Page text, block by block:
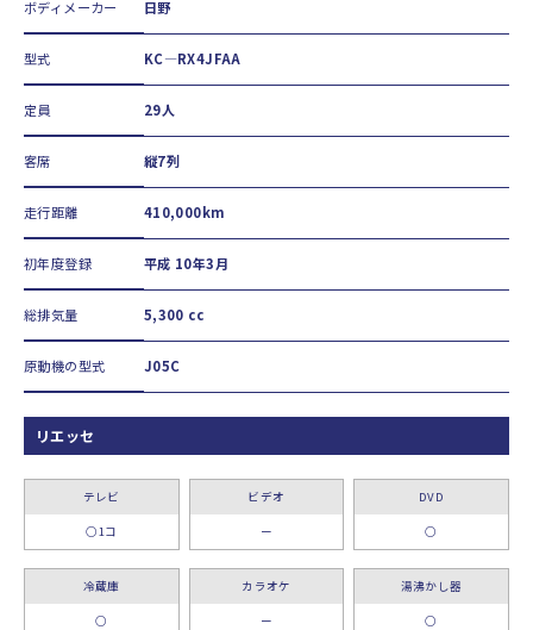
ボディメーカー 日野
型式 KC—RX4JFAA
定員 29人
客席 縦7列
走行距離 410,000km
初年度登録 平成 10年3月
総排気量 5,300 cc
原動機の型式 J05C
リエッセ
テレビ
○1コ
ビデオ
ー
DVD
○
冷蔵庫
○
カラオケ
ー
湯沸かし器
○